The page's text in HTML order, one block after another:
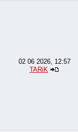
02 06 2026, 12:57
TARiK